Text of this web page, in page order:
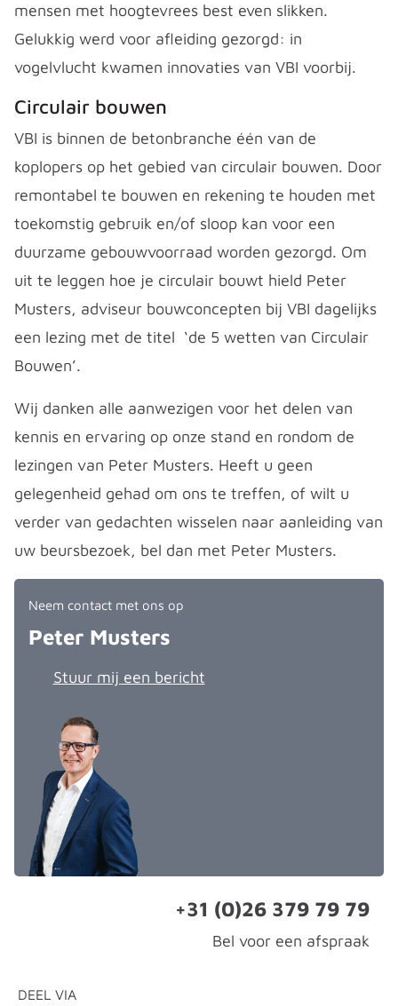
mensen met hoogtevrees best even slikken.
Gelukkig werd voor afleiding gezorgd: in
vogelvlucht kwamen innovaties van VBI voorbij.
Circulair bouwen
VBI is binnen de betonbranche één van de
koplopers op het gebied van circulair bouwen. Door
remontabel te bouwen en rekening te houden met
toekomstig gebruik en/of sloop kan voor een
duurzame gebouwvoorraad worden gezorgd. Om
uit te leggen hoe je circulair bouwt hield Peter
Musters, adviseur bouwconcepten bij VBI dagelijks
een lezing met de titel ‘de 5 wetten van Circulair
Bouwen’.
Wij danken alle aanwezigen voor het delen van
kennis en ervaring op onze stand en rondom de
lezingen van Peter Musters. Heeft u geen
gelegenheid gehad om ons te treffen, of wilt u
verder van gedachten wisselen naar aanleiding van
uw beursbezoek, bel dan met Peter Musters.
Neem contact met ons op
Peter Musters
Stuur mij een bericht
+31 (0)26 379 79 79
Bel voor een afspraak
DEEL VIA